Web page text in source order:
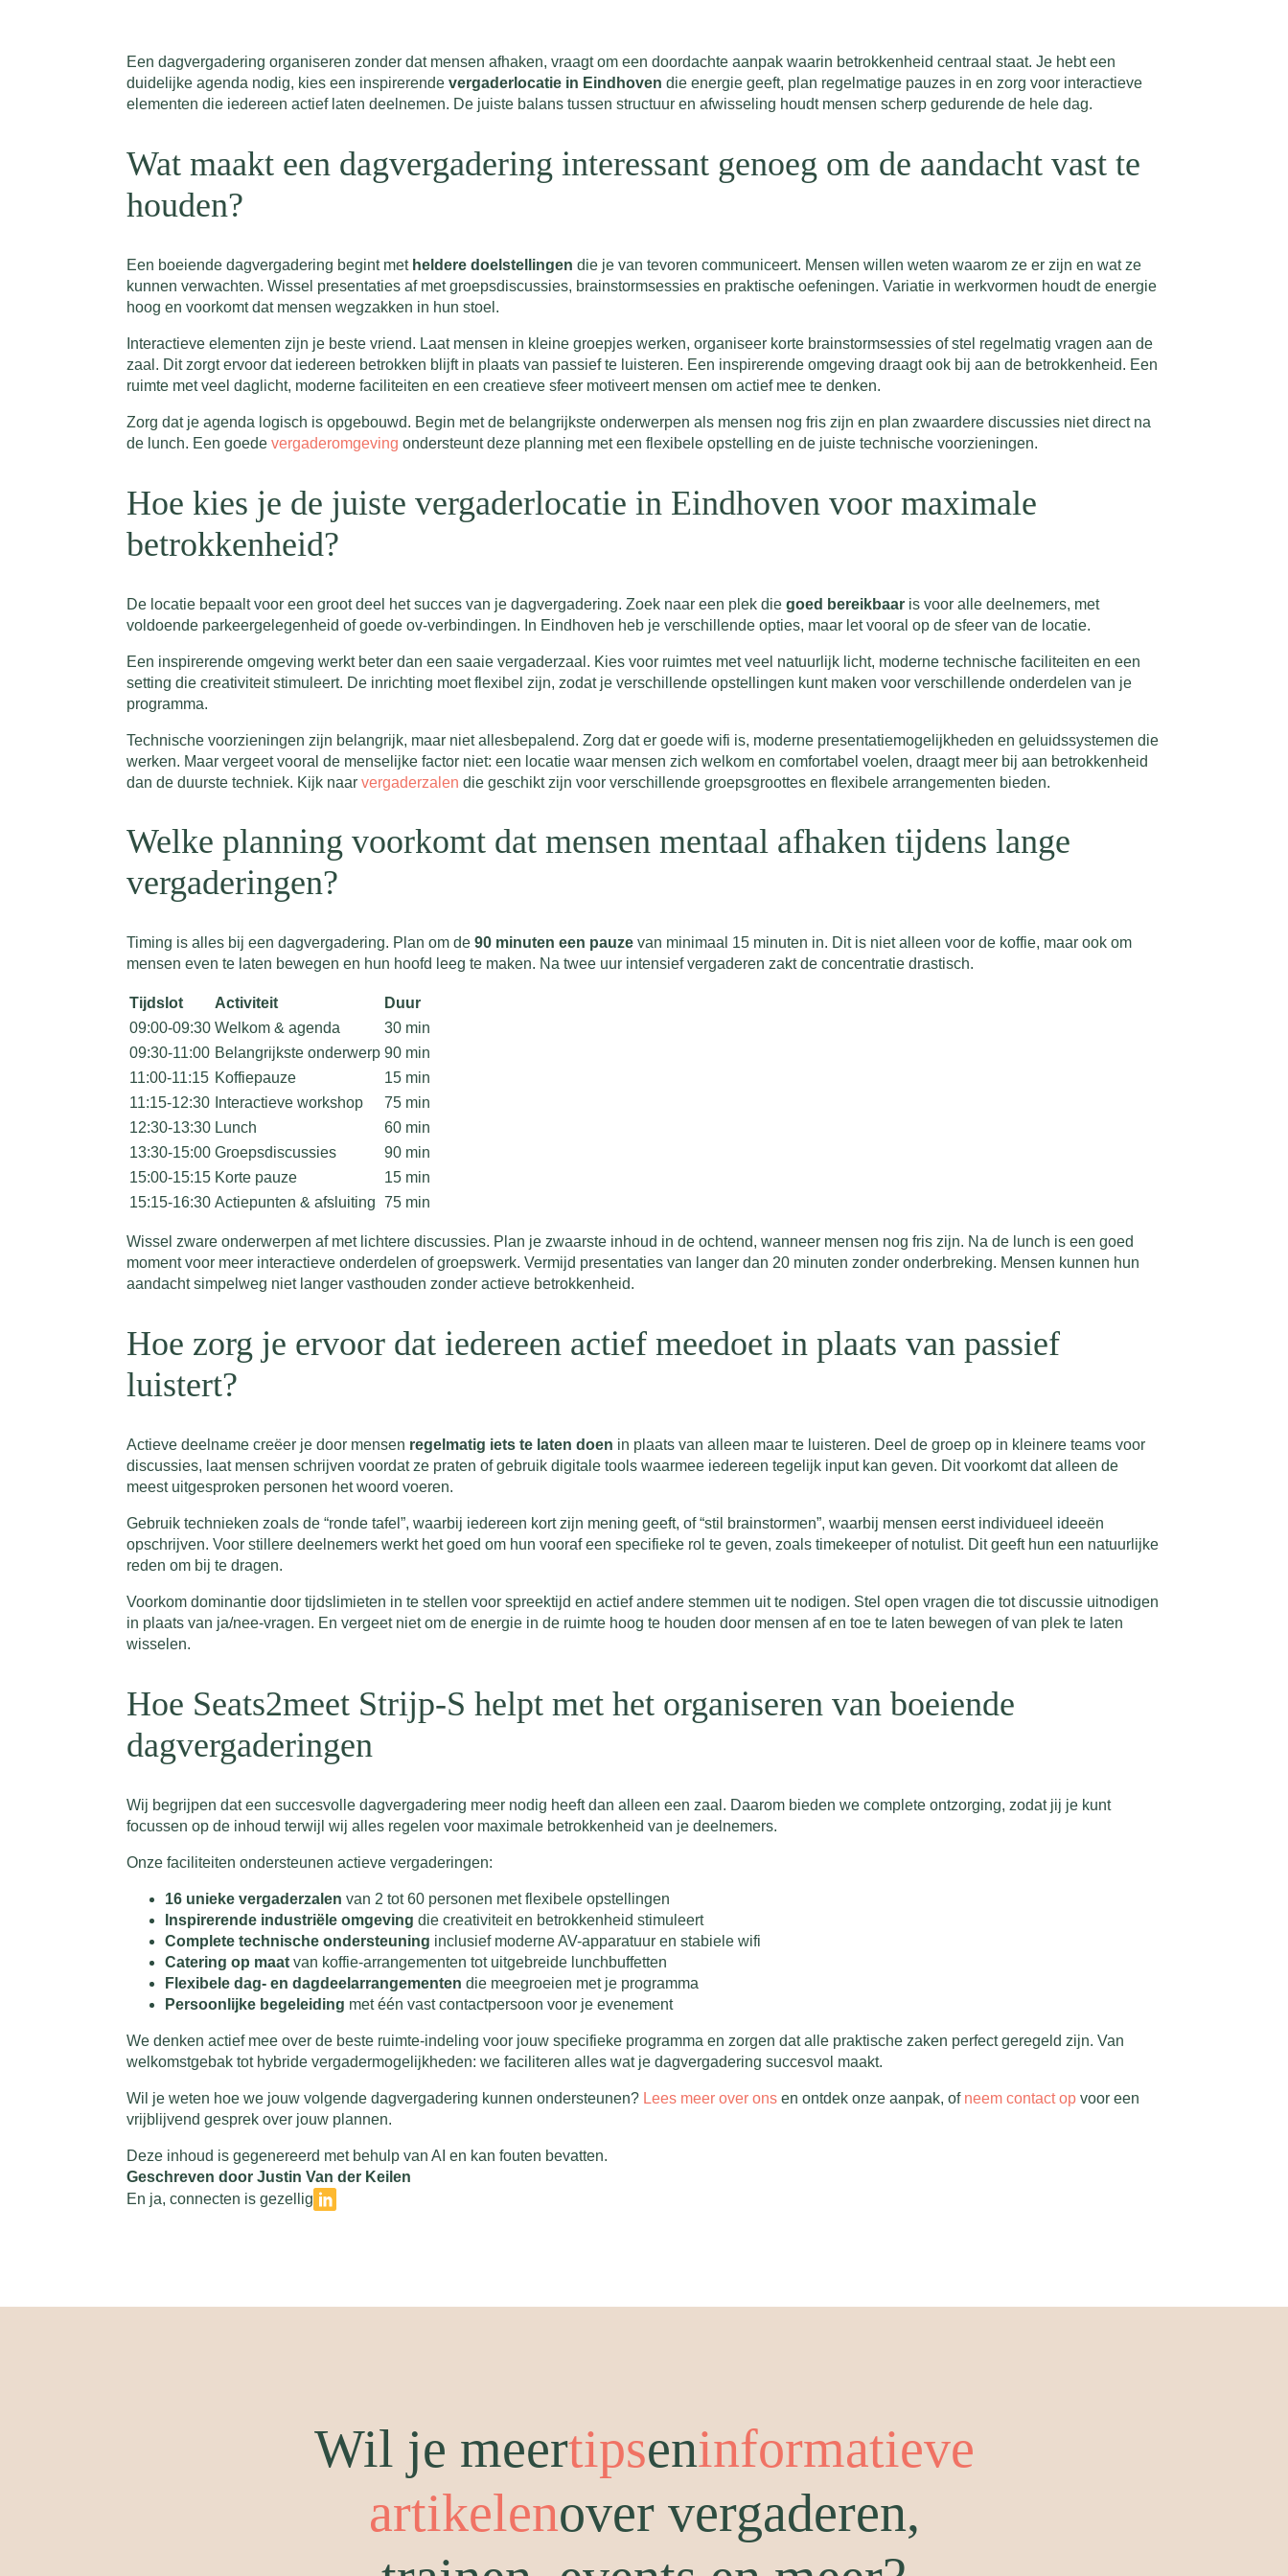
Een dagvergadering organiseren zonder dat mensen afhaken, vraagt om een doordachte aanpak waarin betrokkenheid centraal staat. Je hebt een
duidelijke agenda nodig, kies een inspirerende vergaderlocatie in Eindhoven die energie geeft, plan regelmatige pauzes in en zorg voor interactieve
elementen die iedereen actief laten deelnemen. De juiste balans tussen structuur en afwisseling houdt mensen scherp gedurende de hele dag.
Wat maakt een dagvergadering interessant genoeg om de aandacht vast te
houden?
Een boeiende dagvergadering begint met heldere doelstellingen die je van tevoren communiceert. Mensen willen weten waarom ze er zijn en wat ze
kunnen verwachten. Wissel presentaties af met groepsdiscussies, brainstormsessies en praktische oefeningen. Variatie in werkvormen houdt de energie
hoog en voorkomt dat mensen wegzakken in hun stoel.
Interactieve elementen zijn je beste vriend. Laat mensen in kleine groepjes werken, organiseer korte brainstormsessies of stel regelmatig vragen aan de
zaal. Dit zorgt ervoor dat iedereen betrokken blijft in plaats van passief te luisteren. Een inspirerende omgeving draagt ook bij aan de betrokkenheid. Een
ruimte met veel daglicht, moderne faciliteiten en een creatieve sfeer motiveert mensen om actief mee te denken.
Zorg dat je agenda logisch is opgebouwd. Begin met de belangrijkste onderwerpen als mensen nog fris zijn en plan zwaardere discussies niet direct na
de lunch. Een goede vergaderomgeving ondersteunt deze planning met een flexibele opstelling en de juiste technische voorzieningen.
Hoe kies je de juiste vergaderlocatie in Eindhoven voor maximale
betrokkenheid?
De locatie bepaalt voor een groot deel het succes van je dagvergadering. Zoek naar een plek die goed bereikbaar is voor alle deelnemers, met
voldoende parkeergelegenheid of goede ov-verbindingen. In Eindhoven heb je verschillende opties, maar let vooral op de sfeer van de locatie.
Een inspirerende omgeving werkt beter dan een saaie vergaderzaal. Kies voor ruimtes met veel natuurlijk licht, moderne technische faciliteiten en een
setting die creativiteit stimuleert. De inrichting moet flexibel zijn, zodat je verschillende opstellingen kunt maken voor verschillende onderdelen van je
programma.
Technische voorzieningen zijn belangrijk, maar niet allesbepalend. Zorg dat er goede wifi is, moderne presentatiemogelijkheden en geluidssystemen die
werken. Maar vergeet vooral de menselijke factor niet: een locatie waar mensen zich welkom en comfortabel voelen, draagt meer bij aan betrokkenheid
dan de duurste techniek. Kijk naar vergaderzalen die geschikt zijn voor verschillende groepsgroottes en flexibele arrangementen bieden.
Welke planning voorkomt dat mensen mentaal afhaken tijdens lange
vergaderingen?
Timing is alles bij een dagvergadering. Plan om de 90 minuten een pauze van minimaal 15 minuten in. Dit is niet alleen voor de koffie, maar ook om
mensen even te laten bewegen en hun hoofd leeg te maken. Na twee uur intensief vergaderen zakt de concentratie drastisch.
Tijdslot Activiteit
Duur
09:00-09:30 Welkom & agenda
30 min
09:30-11:00 Belangrijkste onderwerp 90 min
11:00-11:15 Koffiepauze
15 min
11:15-12:30 Interactieve workshop
75 min
12:30-13:30 Lunch
60 min
13:30-15:00 Groepsdiscussies
90 min
15:00-15:15 Korte pauze
15 min
15:15-16:30 Actiepunten & afsluiting 75 min
Wissel zware onderwerpen af met lichtere discussies. Plan je zwaarste inhoud in de ochtend, wanneer mensen nog fris zijn. Na de lunch is een goed
moment voor meer interactieve onderdelen of groepswerk. Vermijd presentaties van langer dan 20 minuten zonder onderbreking. Mensen kunnen hun
aandacht simpelweg niet langer vasthouden zonder actieve betrokkenheid.
Hoe zorg je ervoor dat iedereen actief meedoet in plaats van passief
luistert?
Actieve deelname creëer je door mensen regelmatig iets te laten doen in plaats van alleen maar te luisteren. Deel de groep op in kleinere teams voor
discussies, laat mensen schrijven voordat ze praten of gebruik digitale tools waarmee iedereen tegelijk input kan geven. Dit voorkomt dat alleen de
meest uitgesproken personen het woord voeren.
Gebruik technieken zoals de “ronde tafel”, waarbij iedereen kort zijn mening geeft, of “stil brainstormen”, waarbij mensen eerst individueel ideeën
opschrijven. Voor stillere deelnemers werkt het goed om hun vooraf een specifieke rol te geven, zoals timekeeper of notulist. Dit geeft hun een natuurlijke
reden om bij te dragen.
Voorkom dominantie door tijdslimieten in te stellen voor spreektijd en actief andere stemmen uit te nodigen. Stel open vragen die tot discussie uitnodigen
in plaats van ja/nee-vragen. En vergeet niet om de energie in de ruimte hoog te houden door mensen af en toe te laten bewegen of van plek te laten
wisselen.
Hoe Seats2meet Strijp-S helpt met het organiseren van boeiende
dagvergaderingen
Wij begrijpen dat een succesvolle dagvergadering meer nodig heeft dan alleen een zaal. Daarom bieden we complete ontzorging, zodat jij je kunt
focussen op de inhoud terwijl wij alles regelen voor maximale betrokkenheid van je deelnemers.
Onze faciliteiten ondersteunen actieve vergaderingen:
16 unieke vergaderzalen van 2 tot 60 personen met flexibele opstellingen
Inspirerende industriële omgeving die creativiteit en betrokkenheid stimuleert
Complete technische ondersteuning inclusief moderne AV-apparatuur en stabiele wifi
Catering op maat van koffie-arrangementen tot uitgebreide lunchbuffetten
Flexibele dag- en dagdeelarrangementen die meegroeien met je programma
Persoonlijke begeleiding met één vast contactpersoon voor je evenement
We denken actief mee over de beste ruimte-indeling voor jouw specifieke programma en zorgen dat alle praktische zaken perfect geregeld zijn. Van
welkomstgebak tot hybride vergadermogelijkheden: we faciliteren alles wat je dagvergadering succesvol maakt.
Wil je weten hoe we jouw volgende dagvergadering kunnen ondersteunen? Lees meer over ons en ontdek onze aanpak, of neem contact op voor een
vrijblijvend gesprek over jouw plannen.
Deze inhoud is gegenereerd met behulp van AI en kan fouten bevatten.
Geschreven door Justin Van der Keilen
En ja, connecten is gezellig
Wil je meertipseninformatieve
artikelenover vergaderen,